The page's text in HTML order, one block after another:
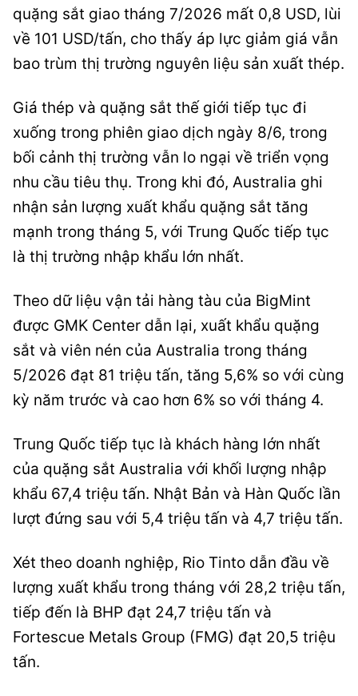
quặng sắt giao tháng 7/2026 mất 0,8 USD, lùi
về 101 USD/tấn, cho thấy áp lực giảm giá vẫn
bao trùm thị trường nguyên liệu sản xuất thép.
Giá thép và quặng sắt thế giới tiếp tục đi
xuống trong phiên giao dịch ngày 8/6, trong
bối cảnh thị trường vẫn lo ngại về triển vọng
nhu cầu tiêu thụ. Trong khi đó, Australia ghi
nhận sản lượng xuất khẩu quặng sắt tăng
mạnh trong tháng 5, với Trung Quốc tiếp tục
là thị trường nhập khẩu lớn nhất.
Theo dữ liệu vận tải hàng tàu của BigMint
được GMK Center dẫn lại, xuất khẩu quặng
sắt và viên nén của Australia trong tháng
5/2026 đạt 81 triệu tấn, tăng 5,6% so với cùng
kỳ năm trước và cao hơn 6% so với tháng 4.
Trung Quốc tiếp tục là khách hàng lớn nhất
của quặng sắt Australia với khối lượng nhập
khẩu 67,4 triệu tấn. Nhật Bản và Hàn Quốc lần
lượt đứng sau với 5,4 triệu tấn và 4,7 triệu tấn.
Xét theo doanh nghiệp, Rio Tinto dẫn đầu về
lượng xuất khẩu trong tháng với 28,2 triệu tấn,
tiếp đến là BHP đạt 24,7 triệu tấn và
Fortescue Metals Group (FMG) đạt 20,5 triệu
tấn.